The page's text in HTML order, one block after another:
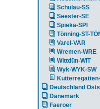
Schulau-SS
Seester-SE
Spieka-SPI
Tönning-ST-
Varel-VAR
Wremen-WRE
Wittdün-WIT
Wyk-WYK-SW
Deutschland
Dänemark
Faeroer